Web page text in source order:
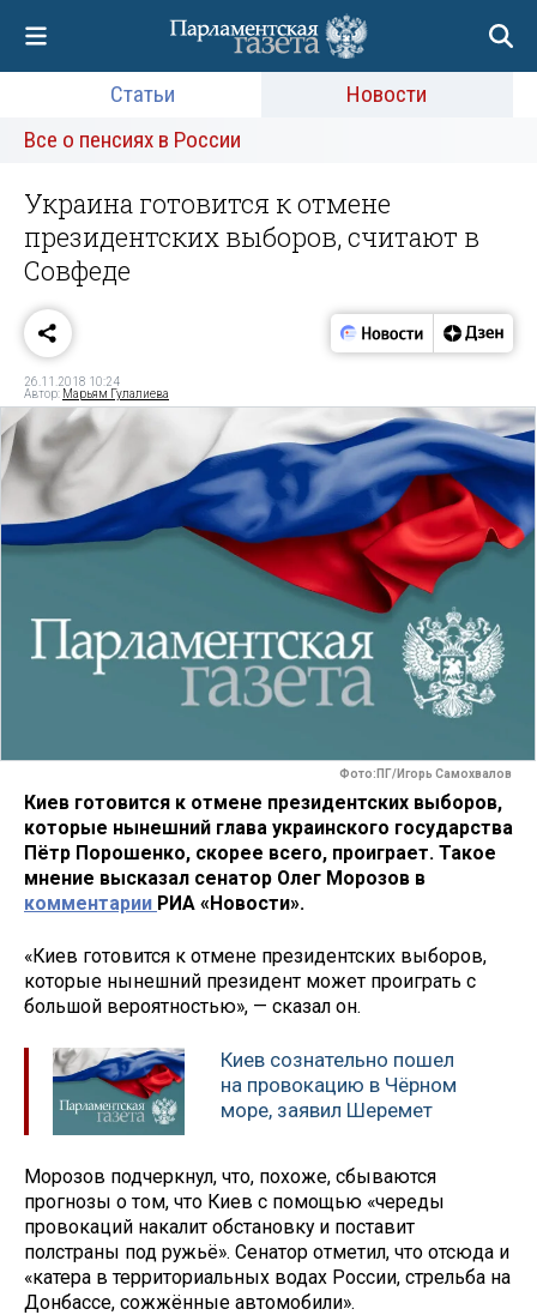
Статьи
Новости
Все о пенсиях в России
Украина готовится к отмене
президентских выборов, считают в
Совфеде
26.11.2018 10:24
Автор: Марьям Гулалиева
Фото:ПГ/Игорь Самохвалов
Киев готовится к отмене президентских выборов,
которые нынешний глава украинского государства
Пётр Порошенко, скорее всего, проиграет. Такое
мнение высказал сенатор Олег Морозов в
комментарии РИА «Новости».
«Киев готовится к отмене президентских выборов,
которые нынешний президент может проиграть с
большой вероятностью», — сказал он.
Киев сознательно пошел
на провокацию в Чёрном
море, заявил Шеремет
Морозов подчеркнул, что, похоже, сбываются
прогнозы о том, что Киев с помощью «череды
провокаций накалит обстановку и поставит
полстраны под ружьё». Сенатор отметил, что отсюда и
«катера в территориальных водах России, стрельба на
Донбассе, сожжённые автомобили».